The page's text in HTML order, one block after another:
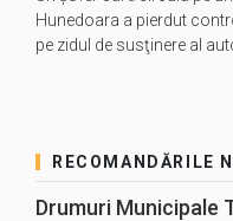
Hunedoara a pierdut
pe zidul de susţinere al
RECOMANDĂRILE
Drumuri Municipale